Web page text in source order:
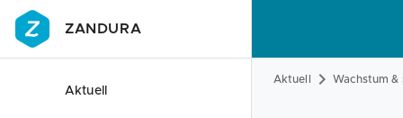
ZANDURA
Aktuell
Aktuell Wachstum &